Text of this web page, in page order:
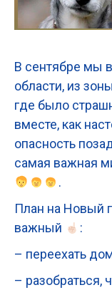
В сентябре мы
области, из
где было
вместе, как
опасность
самая важная
.
План на Новый
важный
:
– переехать
– разобраться,